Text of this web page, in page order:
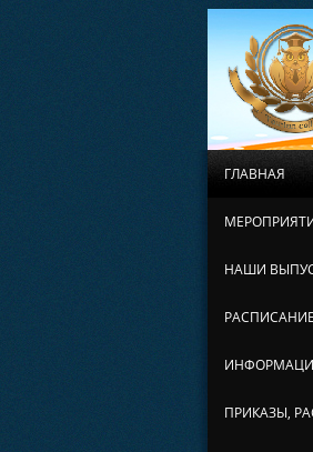
ГЛАВНАЯ
НАШИ
ПРИКАЗЫ,